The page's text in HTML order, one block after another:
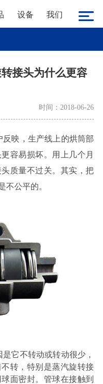
设备 我们
接头为什么更容
时间：2018-06-26
反映，生产线上的烘筒部
更容易损坏。用上 几个 月
质量不过关。其实，把
不公平的。
它不转动或转动很少，
转，特别是蒸汽旋转接
面密封。管球在接触到